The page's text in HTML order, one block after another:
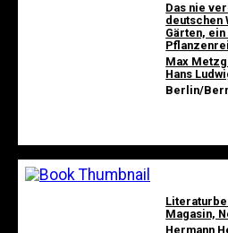
Das nie
deutschen
Gärten,
Max
Hans
Berlin/
Magasin,
Hermann